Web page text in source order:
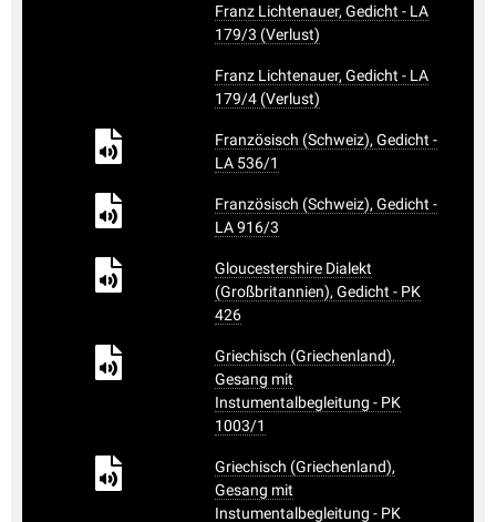
Franz Lichtenauer, Gedicht - LA
179/3 (Verlust)
Franz Lichtenauer, Gedicht - LA
179/4 (Verlust)
Französisch (Schweiz), Gedicht -
LA 536/1
Französisch (Schweiz), Gedicht -
LA 916/3
Gloucestershire Dialekt
(Großbritannien), Gedicht - PK
426
Griechisch (Griechenland),
Gesang mit
Instumentalbegleitung - PK
1003/1
Griechisch (Griechenland),
Gesang mit
Instumentalbegleitung - PK